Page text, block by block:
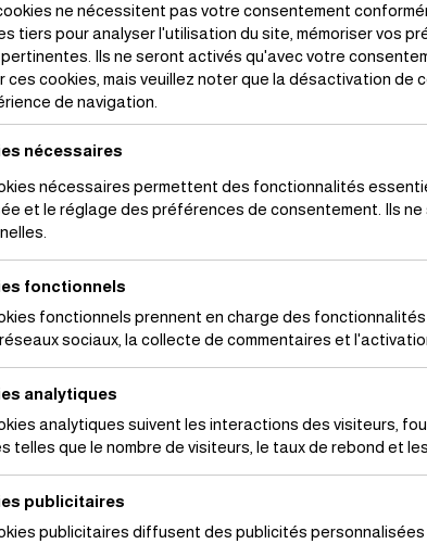
Jnane
ne nécessitent pas votre consentement
tiers pour analyser l'utilisation du site, mémoriser vos
Ils ne seront activés qu'avec votre
ces cookies, mais veuillez noter que la désactivation
de navigation.
nécessaires
nécessaires permettent des fonctionnalités
et le réglage des préférences de consentement. Ils
fonctionnels
fonctionnels prennent en charge des
sociaux, la collecte de commentaires et
analytiques
analytiques suivent les interactions des visiteurs,
telles que le nombre de visiteurs, le taux de rebond et
publicitaires
publicitaires diffusent des publicités